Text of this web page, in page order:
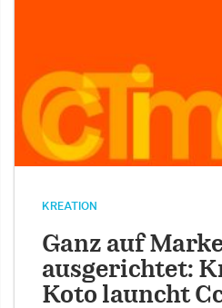
KREATION
Ganz auf
ausgerichtet:
Koto launcht